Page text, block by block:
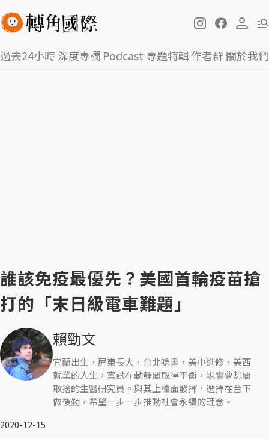
過去24小時深度專欄 Podcast 專題特輯作者群關於我們
誰該免疫最優先？美國首輪疫苗搶
打的「末日級電車難題」
賴勁文
宜蘭出生，屏東長大，台北唸書，美中進修，美西
就業的人生，嘗試在動靜間取得平衡，現實夢想間
取捨的生醫研究員。與其上檯面發揮，選擇在台下
做後勤，希望一步一步推動社會永續的理念。
2020-12-15